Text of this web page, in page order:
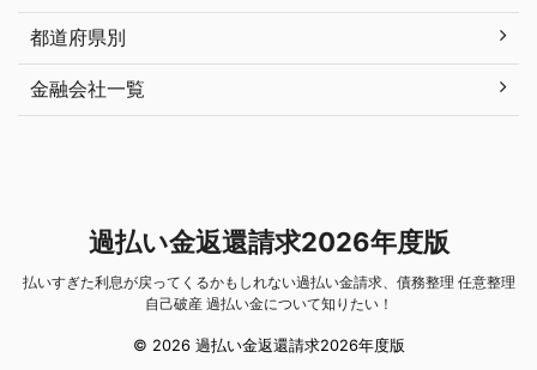
都道府県別
金融会社一覧
過払い金返還請求2026年度版
払いすぎた利息が戻ってくるかもしれない過払い金請求、債務整理 任意整理
自己破産 過払い金について知りたい！
© 2026 過払い金返還請求2026年度版